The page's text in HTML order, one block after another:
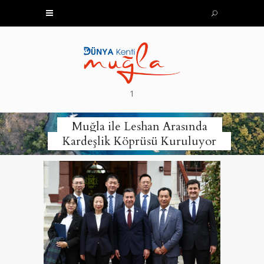
1
Muğla ile Leshan Arasında
Kardeşlik Köprüsü Kuruluyor